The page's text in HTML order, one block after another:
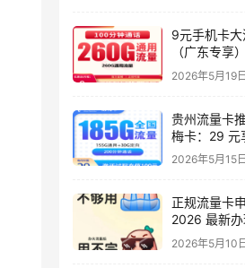
9元手机卡
（广东专享
价比套餐实测
2026年5月19日
贵州流量卡
梅卡：29 元
速流量 +
2026年5月15日
正规流量卡
2026 最新办
白零踩坑，
2026年5月10